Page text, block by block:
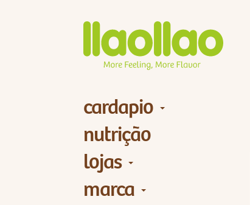
cardapio
nutrição
lojas
marca